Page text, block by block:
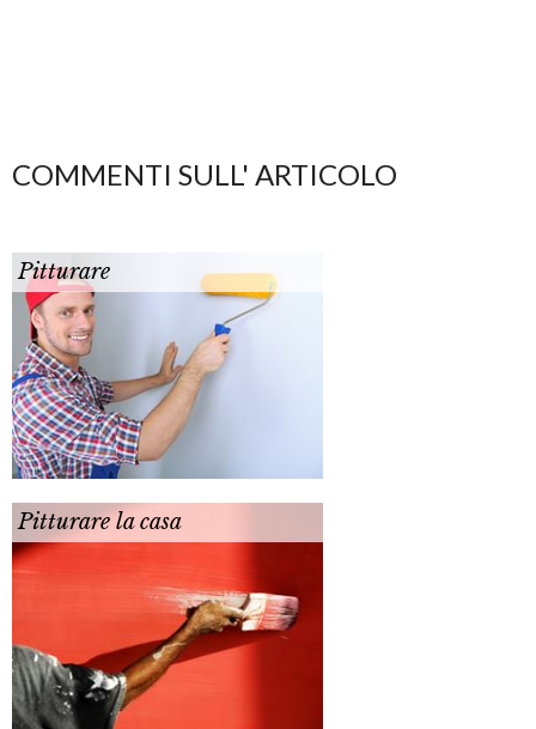
COMMENTI SULL' ARTICOLO
Pitturare
Pitturare la casa